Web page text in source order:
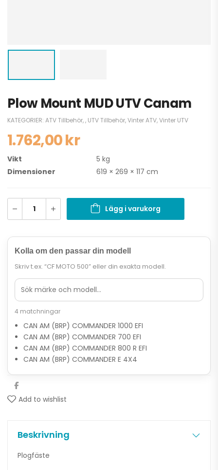
Plow Mount MUD UTV Canam
KATEGORIER: ATV Tillbehör,, UTV Tillbehör,Vinter ATV,Vinter UTV
1.762,00kr
Vikt
5 kg
Dimensioner
619 × 269 × 117 cm
Lägg i varukorg
Kolla om den passar din modell
Skriv t.ex. “CF MOTO 500” eller din exakta modell.
4 matchningar
CAN AM (BRP) COMMANDER 1000 EFI
CAN AM (BRP) COMMANDER 700 EFI
CAN AM (BRP) COMMANDER 800 R EFI
CAN AM (BRP) COMMANDER E 4X4
Add to wishlist
Beskrivning
Plogfäste